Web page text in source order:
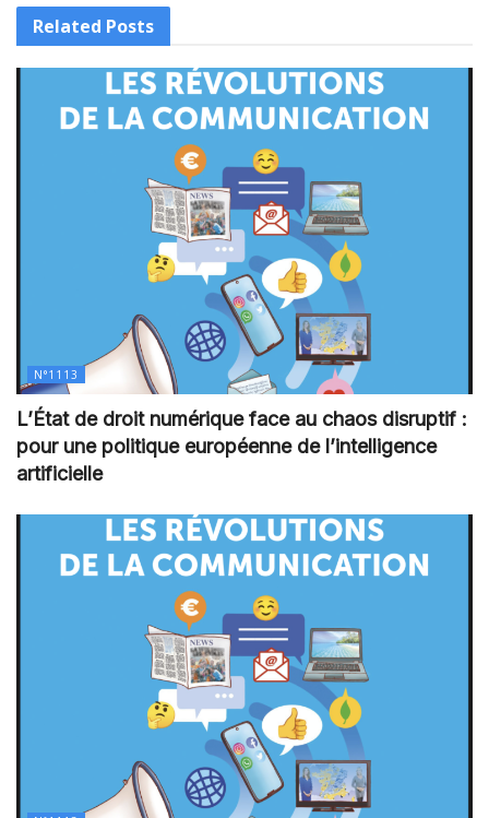
Related Posts
N°1113
L’État de droit numérique face au chaos disruptif :
pour une politique européenne de l’intelligence
artificielle